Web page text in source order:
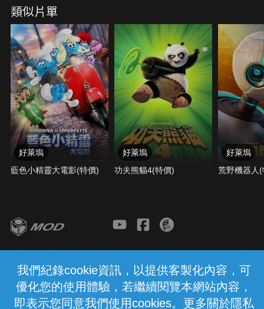
我們紀錄cookie資訊，以提供客製化內容，可
優化您的使用體驗，若繼續閱覽本網站內容，
即表示您同意我們使用cookies。更多關於隱私
隨後遇上了被放逐的可愛阿布族外星人—歐仔（吉姆
帕森斯 配音）並一起加入冒險旅程。
類似片單
好萊塢
藍色小精靈大電影(特價)
好萊塢
功夫熊貓4(特價)
好萊塢
荒野機器人
中華電信股份有限公司個人家庭分公司
(統一編號：96979949) © 2026